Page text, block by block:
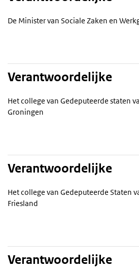
De Minister van Sociale Zaken en
Verantwoordelijke
Het college van Gedeputeerde staten
Groningen
Verantwoordelijke
Het college van Gedeputeerde Staten
Friesland
Verantwoordelijke